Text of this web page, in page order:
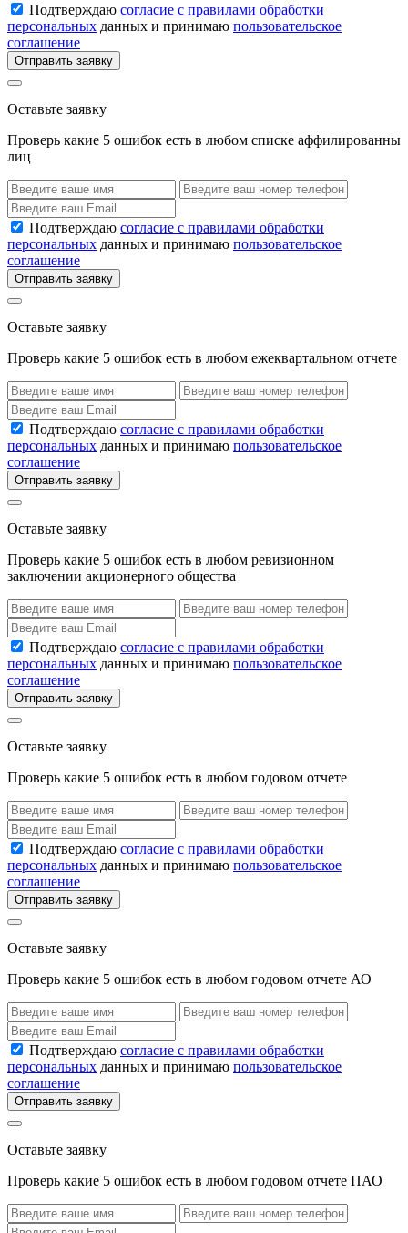
Подтверждаю согласие с правилами обработки
персональных данных и принимаю пользовательское
соглашение
Отправить заявку
Оставьте заявку
Проверь какие 5 ошибок есть в любом списке аффилированны
лиц
Подтверждаю согласие с правилами обработки
персональных данных и принимаю пользовательское
соглашение
Отправить заявку
Оставьте заявку
Проверь какие 5 ошибок есть в любом ежеквартальном отчете
Подтверждаю согласие с правилами обработки
персональных данных и принимаю пользовательское
соглашение
Отправить заявку
Оставьте заявку
Проверь какие 5 ошибок есть в любом ревизионном
заключении акционерного общества
Подтверждаю согласие с правилами обработки
персональных данных и принимаю пользовательское
соглашение
Отправить заявку
Оставьте заявку
Проверь какие 5 ошибок есть в любом годовом отчете
Подтверждаю согласие с правилами обработки
персональных данных и принимаю пользовательское
соглашение
Отправить заявку
Оставьте заявку
Проверь какие 5 ошибок есть в любом годовом отчете АО
Подтверждаю согласие с правилами обработки
персональных данных и принимаю пользовательское
соглашение
Отправить заявку
Оставьте заявку
Проверь какие 5 ошибок есть в любом годовом отчете ПАО